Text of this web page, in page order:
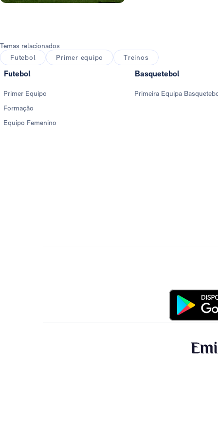
Temas relacionados
Futebol
Primer equipo Treinos
Futebol
Primer Equipo
Formação
Equipo Femenino
Basquetebol
Primeira Equipa